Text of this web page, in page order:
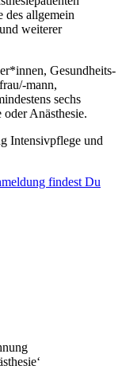
des allgemein
weiterer
Gesundheits-
mann,
sechs
Anästhesie.
Intensivpflege und
findest Du